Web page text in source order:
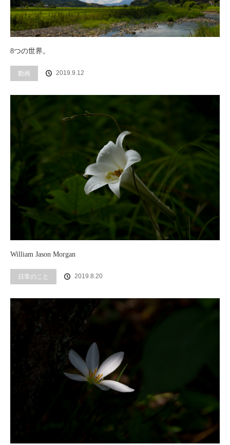
8つの世界。
動画 2019.9.12
William Jason Morgan
日常のこと 2019.8.20